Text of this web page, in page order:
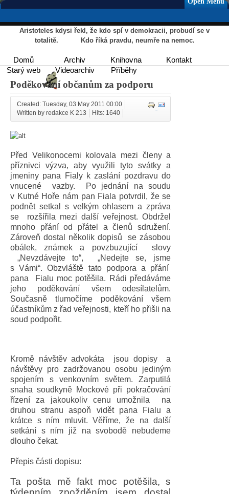
Aristoteles kdysi řekl, že kdo spí v demokracii, probudí se v
totalitě. Kdo říká pravdu, neumře na nemoc.
Domů Archiv Knihovna
Kontakt
Starý web
Videoarchiv Příběhy
Poděkování občanům za podporu
Created: Tuesday, 03 May 2011 00:00
Written by redakce K 213
Hits: 1640
Před Velikonocemi kolovala mezi členy a
příznivci výzva, aby využili tyto svátky a
jmeniny pana Fialy k zaslání pozdravu do
vnucené vazby. Po jednání na soudu
v Kutné Hoře nám pan Fiala potvrdil, že se
podnět setkal s velkým ohlasem a zpráva
se rozšířila mezi další veřejnost. Obdržel
mnoho přání od přátel a členů sdružení.
Zároveň dostal několik dopisů se zásobou
obálek, známek a povzbuzující slovy
„Nevzdávejte to“, „Nedejte se, jsme
s Vámi“. Obzvláště tato podpora a přání
pana Fialu moc potěšila. Rádi předáváme
jeho poděkování všem odesílatelům.
Současně tlumočíme poděkování všem
účastníkům z řad veřejnosti, kteří ho přišli na
soud podpořit.
Kromě návštěv advokáta jsou dopisy a
návštěvy pro zadržovanou osobu jediným
spojením s venkovním světem. Zarputilá
snaha soudkyně Mockové při pokračování
řízení za jakoukoliv cenu umožnila na
druhou stranu aspoň vidět pana Fialu a
krátce s ním mluvit. Věříme, že na další
setkání s ním již na svobodě nebudeme
dlouho čekat.
Přepis části dopisu:
Ta pošta mě fakt moc potěšila, s